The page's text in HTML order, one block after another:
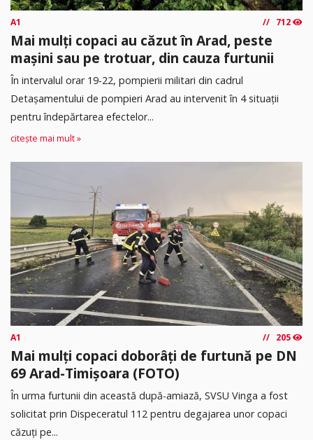
A1 712
Mai mulți copaci au căzut în Arad, peste
mașini sau pe trotuar, din cauza furtunii
În intervalul orar 19-22, pompierii militari din cadrul
Detașamentului de pompieri Arad au intervenit în 4 situații
pentru îndepărtarea efectelor...
citește mai mult »
A1 205
Mai mulți copaci doborâți de furtună pe DN
69 Arad-Timișoara (FOTO)
În urma furtunii din această după-amiază, SVSU Vinga a fost
solicitat prin Dispeceratul 112 pentru degajarea unor copaci
căzuți pe...